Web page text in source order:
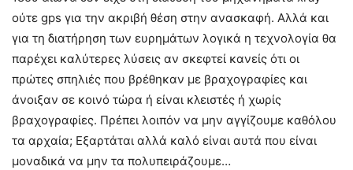
ούτε gps για την ακριβή θέση στην ανασκαφή. Αλλά και
για τη διατήρηση των ευρημάτων λογικά η τεχνολογία θα
παρέχει καλύτερες λύσεις αν σκεφτεί κανείς ότι οι
πρώτες σπηλιές που βρέθηκαν με βραχογραφίες και
άνοιξαν σε κοινό τώρα ή είναι κλειστές ή χωρίς
βραχογραφίες. Πρέπει λοιπόν να μην αγγίζουμε καθόλου
τα αρχαία; Εξαρτάται αλλά καλό είναι αυτά που είναι
μοναδικά να μην τα πολυπειράζουμε…